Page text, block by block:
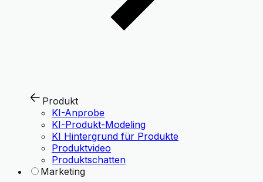
Produkt
KI-Anprobe
KI-Produkt-Modeling
KI Hintergrund für Produkte
Produktvideo
Produktschatten
Marketing